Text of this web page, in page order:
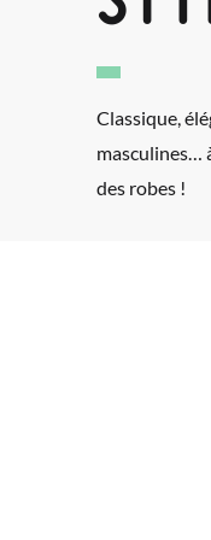
Classique,
masculines…
des robes !